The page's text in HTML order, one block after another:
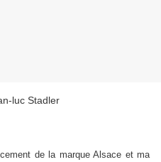
de la marque Alsace et ma